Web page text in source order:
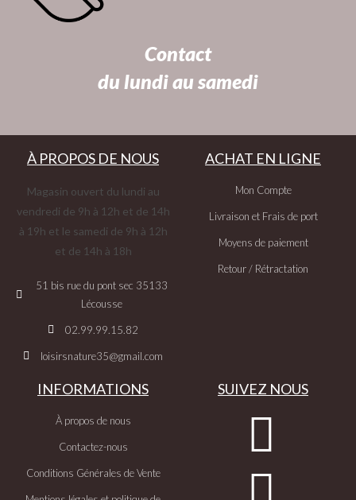
Contact
du lundi au samedi
À PROPOS DE NOUS
Magasin ouvert du lundi au
vendredi de 9h à 12h et de 14h
à 19h et le samedi de 9h à 12h
et de 14h à 18h
51 bis rue du pont sec 35133
Lécousse
02.99.99.15.82
loisirsnature35@gmail.com
ACHAT EN LIGNE
Mon Compte
Livraison et Frais de port
Moyens de paiement
Retour / Rétractation
INFORMATIONS
À propos de nous
Contactez-nous
Conditions Générales de Vente
SUIVEZ NOUS